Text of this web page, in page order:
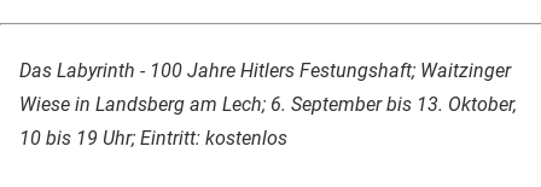
Das Labyrinth - 100 Jahre Hitlers Festungshaft; Waitzinger
Wiese in Landsberg am Lech; 6. September bis 13. Oktober,
10 bis 19 Uhr; Eintritt: kostenlos